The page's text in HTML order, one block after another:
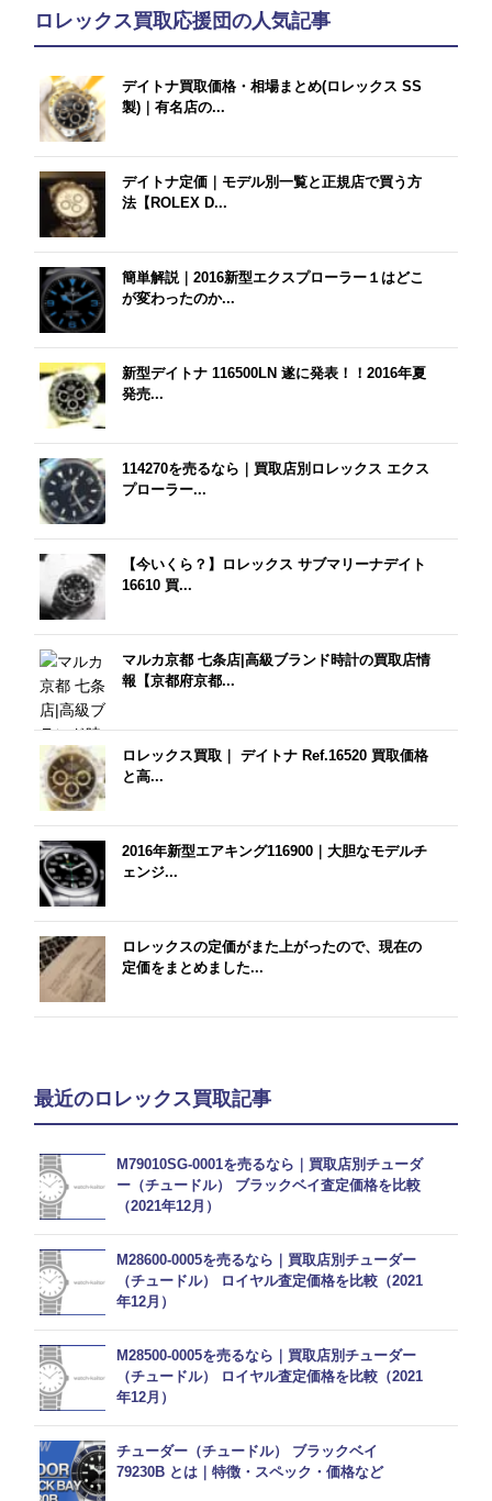
ロレックス買取応援団の人気記事
デイトナ買取価格・相場まとめ(ロレックス SS
製)｜有名店の...
デイトナ定価｜モデル別一覧と正規店で買う方
法【ROLEX D...
簡単解説｜2016新型エクスプローラー１はどこ
が変わったのか...
新型デイトナ 116500LN 遂に発表！！2016年夏
発売...
114270を売るなら｜買取店別ロレックス エクス
プローラー...
【今いくら？】ロレックス サブマリーナデイト
16610 買...
マルカ京都 七条店|高級ブランド時計の買取店情
報【京都府京都...
ロレックス買取｜ デイトナ Ref.16520 買取価格
と高...
2016年新型エアキング116900｜大胆なモデルチ
ェンジ...
ロレックスの定価がまた上がったので、現在の
定価をまとめました...
最近のロレックス買取記事
M79010SG-0001を売るなら｜買取店別チューダ
ー（チュードル） ブラックベイ査定価格を比較
（2021年12月）
M28600-0005を売るなら｜買取店別チューダー
（チュードル） ロイヤル査定価格を比較（2021
年12月）
M28500-0005を売るなら｜買取店別チューダー
（チュードル） ロイヤル査定価格を比較（2021
年12月）
チューダー（チュードル） ブラックベイ
79230B とは｜特徴・スペック・価格など